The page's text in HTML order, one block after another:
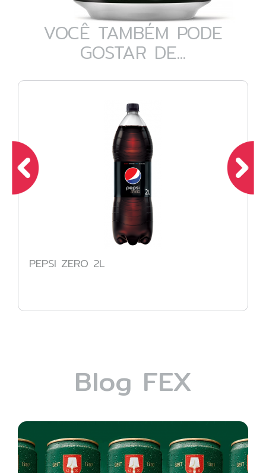
VOCÊ TAMBÉM PODE
GOSTAR DE...
PEPSI ZERO 2L
Blog FEX